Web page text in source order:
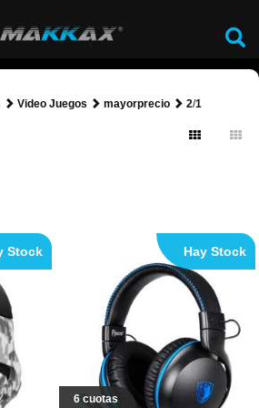
Video Juegos mayorprecio 2/1
Stock
6 cuotas
Hay Stock